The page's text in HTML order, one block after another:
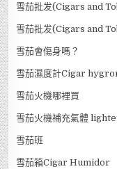
雪茄批发(Cigars and
雪茄批发(Cigars and
雪茄會傷身嗎？
雪茄濕度計Cigar
雪茄火機哪裡買
雪茄火機補充氣體
雪茄班
雪茄箱Cigar Humidor